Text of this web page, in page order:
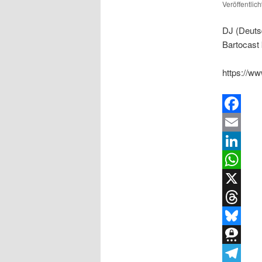
DJ
Bartocast
https://
Facebook
Email
LinkedIn
WhatsApp
X
Threads
Bluesky
Threema